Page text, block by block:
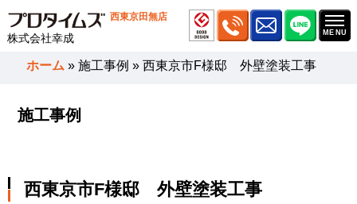
西東京田無店
株式会社幸成
ホーム »施工事例 »西東京市F様邸 外壁塗装工事
施工事例
西東京市F様邸 外壁塗装工事